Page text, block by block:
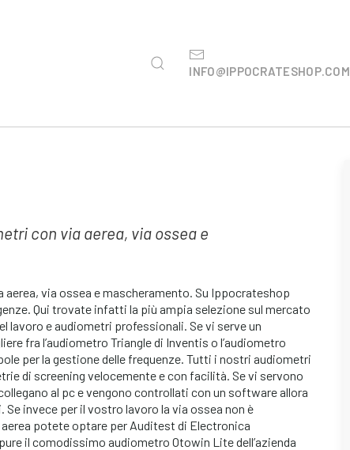
INFO@IPPOCRATESHOP.COM
con via aerea, via ossea e
via ossea e mascheramento. Su Ippocrateshop
Qui trovate infatti la più ampia selezione sul mercato
lavoro e audiometri professionali. Se vi serve un
fra l’audiometro Triangle di Inventis o l’audiometro
per la gestione delle frequenze. Tutti i nostri audiometri
di screening velocemente e con facilità. Se vi servono
al pc e vengono controllati con un software allora
invece per il vostro lavoro la via ossea non è
potete optare per Auditest di Electronica
il comodissimo audiometro Otowin Lite dell’azienda